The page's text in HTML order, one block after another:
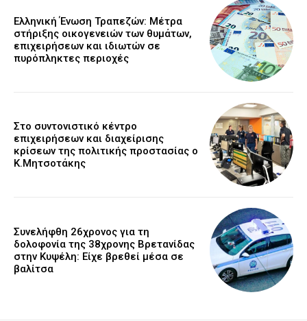
Ελληνική Ένωση Τραπεζών: Μέτρα
στήριξης οικογενειών των θυμάτων,
επιχειρήσεων και ιδιωτών σε
πυρόπληκτες περιοχές
Στο συντονιστικό κέντρο
επιχειρήσεων και διαχείρισης
κρίσεων της πολιτικής προστασίας ο
Κ.Μητσοτάκης
Συνελήφθη 26χρονος για τη
δολοφονία της 38χρονης Βρετανίδας
στην Κυψέλη: Είχε βρεθεί μέσα σε
βαλίτσα